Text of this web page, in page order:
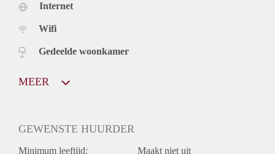
Internet
Wifi
Gedeelde woonkamer
MEER
GEWENSTE HUURDER
Minimum leeftijd: Maakt niet uit